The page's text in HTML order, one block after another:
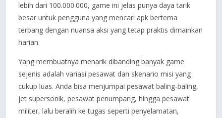
lebih dari 100.000.000, game ini jelas punya daya tarik
besar untuk pengguna yang mencari apk bertema
terbang dengan nuansa aksi yang tetap praktis dimainkan
harian.
Yang membuatnya menarik dibanding banyak game
sejenis adalah variasi pesawat dan skenario misi yang
cukup luas. Anda bisa menjumpai pesawat baling-baling,
jet supersonik, pesawat penumpang, hingga pesawat
militer, lalu beralih ke tugas seperti penyelamatan,